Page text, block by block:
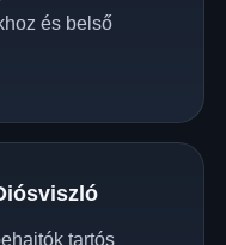
és belső
tartós